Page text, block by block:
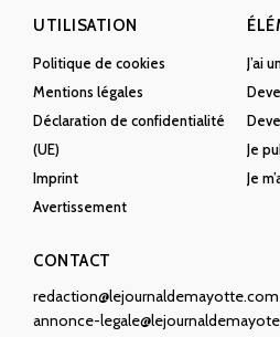
UTILISATION
Politique de cookies
Mentions légales
Déclaration de confidentialité
(UE)
Imprint
Avertissement
J’ai
Je
Je
CONTACT
redaction@lejournaldemayotte.com
annonce-